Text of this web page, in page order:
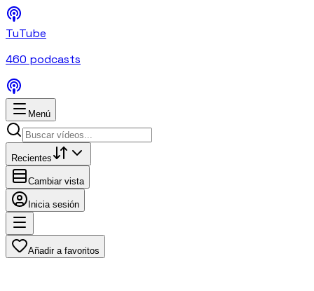
TuTube
460 podcasts
Menú
Recientes
Cambiar vista
Inicia sesión
Añadir a favoritos